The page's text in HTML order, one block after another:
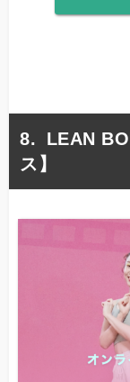
LEAN
ス】